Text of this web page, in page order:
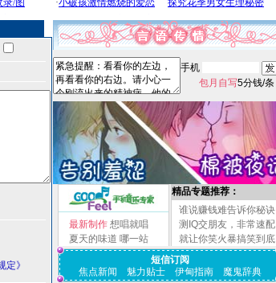
定》
手机
包月自写5分钱/条
最新制作 想唱就唱
夏天的味道 哪一站
精品专题推荐：
谁说赚钱难告诉你秘诀
测IQ交朋友，非常速配
就让你笑火暴搞笑到底
短信订阅
焦点新闻
魅力贴士 伊甸指南 魔鬼辞典